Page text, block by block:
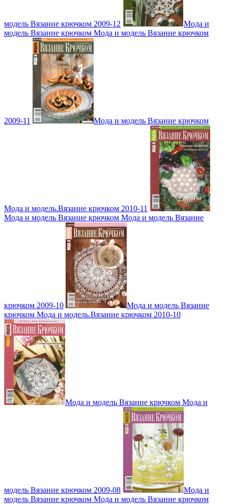
модель Вязание крючком 2009-12
Мода и
модель Вязание крючком Мода и модель Вязание крючком
2009-11 Мода и модель Вязание крючком
Мода и модель.Вязание крючком 2010-11
Мода и модель Вязание крючком Мода и модель Вязание
крючком 2009-10
Мода и модель Вязание
крючком Мода и модель.Вязание крючком 2010-10
Мода и модель Вязание крючком Мода и
модель Вязание крючком 2009-08
Мода и
модель Вязание крючком Мода и модель Вязание крючком